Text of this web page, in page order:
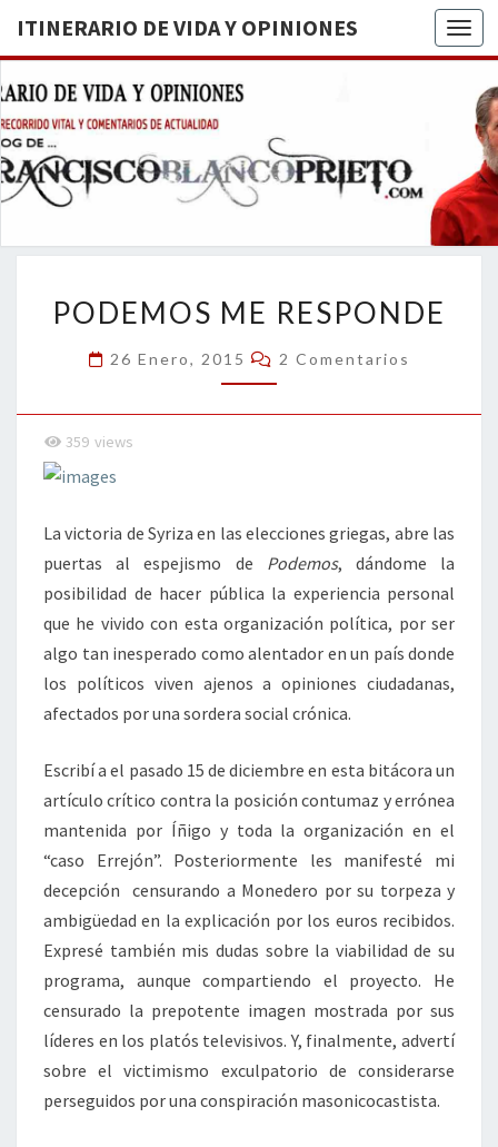
ITINERARIO DE VIDA Y OPINIONES
DE
BREVE
RECORRIDO
VITAL Y
ACTUALIDAD
ME
RESPONDE
PODEMOS ME RESPONDE
26 Enero, 2015 Comentarios
2 Comentarios
359 views
La victoria de Syriza en las elecciones griegas, abre las
puertas al espejismo de Podemos, dándome la
posibilidad de hacer pública la experiencia personal
que he vivido con esta organización política, por ser
algo tan inesperado como alentador en un país donde
los políticos viven ajenos a opiniones ciudadanas,
afectados por una sordera social crónica.
Escribí a el pasado 15 de diciembre en esta bitácora un
artículo crítico contra la posición contumaz y errónea
mantenida por Íñigo y toda la organización en el
“caso Errejón”. Posteriormente les manifesté mi
decepción censurando a Monedero por su torpeza y
ambigüedad en la explicación por los euros recibidos.
Expresé también mis dudas sobre la viabilidad de su
programa, aunque compartiendo el proyecto. He
censurado la prepotente imagen mostrada por sus
líderes en los platós televisivos. Y, finalmente, advertí
sobre el victimismo exculpatorio de considerarse
perseguidos por una conspiración masonicocastista.